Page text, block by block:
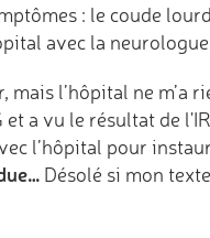
: le coude
avec la
mais l’hôpital ne m’a
et a vu le résultat de
l’hôpital pour
Désolé si mon